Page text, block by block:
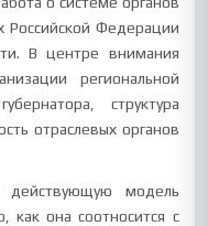
Российской Федерации
В центре внимания
региональной
структура
отраслевых органов
действующую модель
как она соотносится с